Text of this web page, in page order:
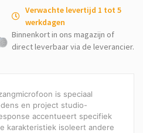
Verwachte levertijd 1 tot 5
werkdagen
Binnenkort in ons magazijn of
direct leverbaar via de leverancier.
is speciaal
en project studio-
accentueert specifiek
karakteristiek isoleert andere